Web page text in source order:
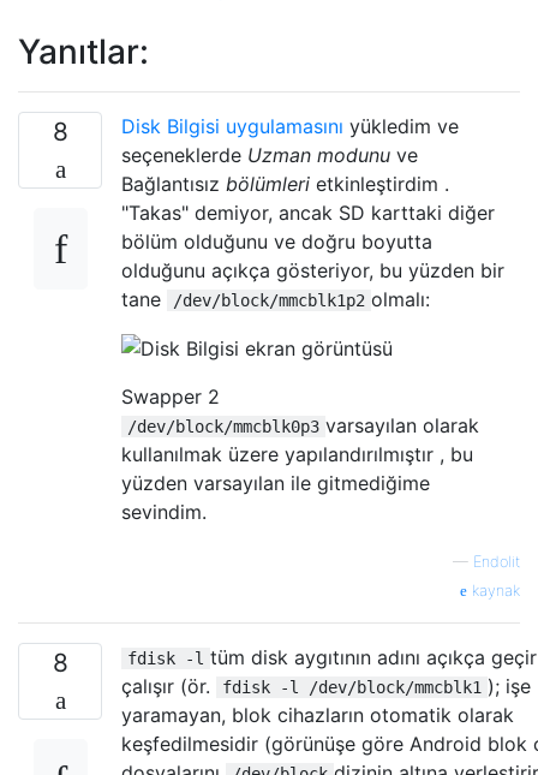
Yanıtlar:
8 Disk Bilgisi uygulamasını yükledim ve
seçeneklerde Uzman modunu ve
Bağlantısız bölümleri etkinleştirdim .
"Takas" demiyor, ancak SD karttaki diğer
bölüm olduğunu ve doğru boyutta
olduğunu açıkça gösteriyor, bu yüzden bir
tane
/dev/block/mmcblk1p2 olmalı:
Swapper 2
/dev/block/mmcblk0p3 varsayılan olarak
kullanılmak üzere yapılandırılmıştır , bu
yüzden varsayılan ile gitmediğime
sevindim.
— Endolit
kaynak
8 fdisk -l tüm disk aygıtının adını açıkça
çalışır (ör.
fdisk -l /dev/block/mmcblk1 ); işe
yaramayan, blok cihazların otomatik olarak
keşfedilmesidir (görünüşe göre Android blok